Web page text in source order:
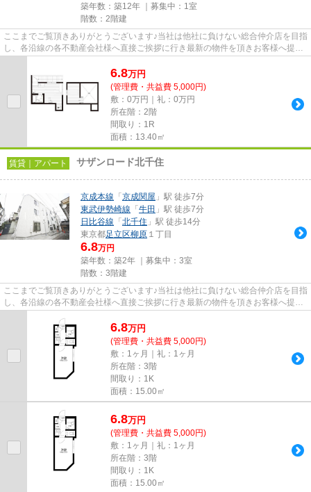
築年数：築12年 ｜募集中： 1室
階数：2階建
ここまでご覧頂きありがとうございます♪当社は他社に負けない総合仲介店を目指
し、各沿線の各不動産会社様へ直接ご挨拶に行き最新の物件を頂きお客様へ提供
6.8万円
(管理費・共益費 5,000円)
敷：0万円｜礼：0万円
所在階：2階
間取り：1R
面積：13.40㎡
賃貸｜アパート サザンロード北千住
京成本線 「 京成関屋 」駅 徒歩7分
東武伊勢崎線 「 牛田 」駅 徒歩7分
日比谷線 「 北千住 」駅 徒歩14分
東京都足立区柳原 １丁目
6.8万円
築年数：築2年 ｜募集中： 3室
階数：3階建
ここまでご覧頂きありがとうございます♪当社は他社に負けない総合仲介店を目指
し、各沿線の各不動産会社様へ直接ご挨拶に行き最新の物件を頂きお客様へ提供
6.8万円
(管理費・共益費 5,000円)
敷：1ヶ月｜礼：1ヶ月
所在階：3階
間取り：1K
面積：15.00㎡
6.8万円
(管理費・共益費 5,000円)
敷：1ヶ月｜礼：1ヶ月
所在階：3階
間取り：1K
面積：15.00㎡